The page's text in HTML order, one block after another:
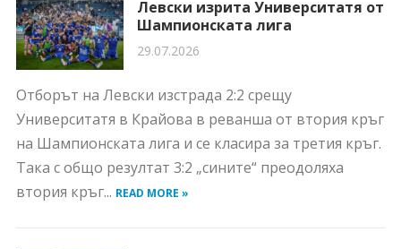
Левски изрита Университатя от
Шампионската лига
29.07.2026
Отборът на Левски изстрада 2:2 срещу
Университатя в Крайова в реванша от втория кръг
на Шампионската лига и се класира за третия кръг.
Така с общо резултат 3:2 „сините“ преодоляха
втория кръг... READ MORE »